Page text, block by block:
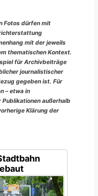
Fotos dürfen mit
mit der jeweils
thematischen Kontext.
für Archivbeiträge
journalistischer
gegeben ist. Für
– etwa in
außerhalb
Klärung der